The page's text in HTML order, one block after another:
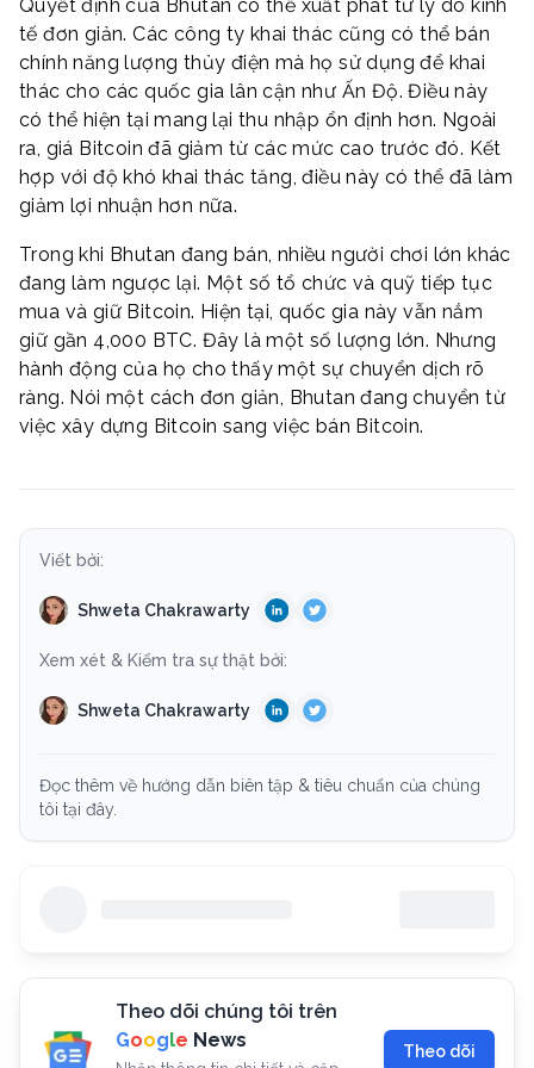
Quyết định của Bhutan có thể xuất phát từ lý do kinh
tế đơn giản. Các công ty khai thác cũng có thể bán
chính năng lượng thủy điện mà họ sử dụng để khai
thác cho các quốc gia lân cận như Ấn Độ. Điều này
có thể hiện tại mang lại thu nhập ổn định hơn. Ngoài
ra, giá Bitcoin đã giảm từ các mức cao trước đó. Kết
hợp với độ khó khai thác tăng, điều này có thể đã làm
giảm lợi nhuận hơn nữa.
Trong khi Bhutan đang bán, nhiều người chơi lớn khác
đang làm ngược lại. Một số tổ chức và quỹ tiếp tục
mua và giữ Bitcoin. Hiện tại, quốc gia này vẫn nắm
giữ gần 4,000 BTC. Đây là một số lượng lớn. Nhưng
hành động của họ cho thấy một sự chuyển dịch rõ
ràng. Nói một cách đơn giản, Bhutan đang chuyển từ
việc xây dựng Bitcoin sang việc bán Bitcoin.
Viết bởi:
Shweta Chakrawarty
Xem xét & Kiểm tra sự thật bởi:
Shweta Chakrawarty
Đọc thêm về hướng dẫn biên tập & tiêu chuẩn của chúng
tôi tại đây.
Theo dõi chúng tôi trên
Google News Theo dõi